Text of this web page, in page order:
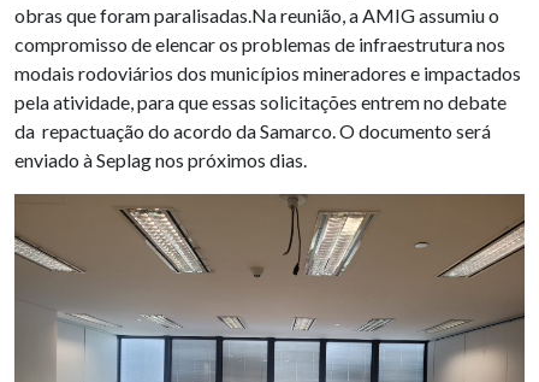
obras que foram paralisadas.Na reunião, a AMIG assumiu o
compromisso de elencar os problemas de infraestrutura nos
modais rodoviários dos municípios mineradores e impactados
pela atividade, para que essas solicitações entrem no debate
da repactuação do acordo da Samarco. O documento será
enviado à Seplag nos próximos dias.